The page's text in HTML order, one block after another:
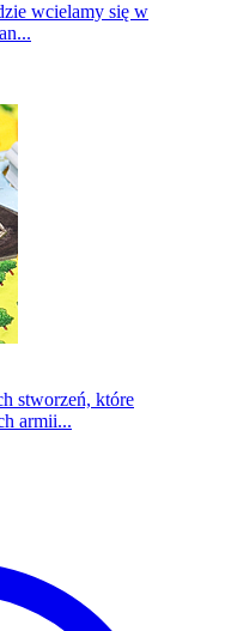
wcielamy się w
stworzeń, które
armii...